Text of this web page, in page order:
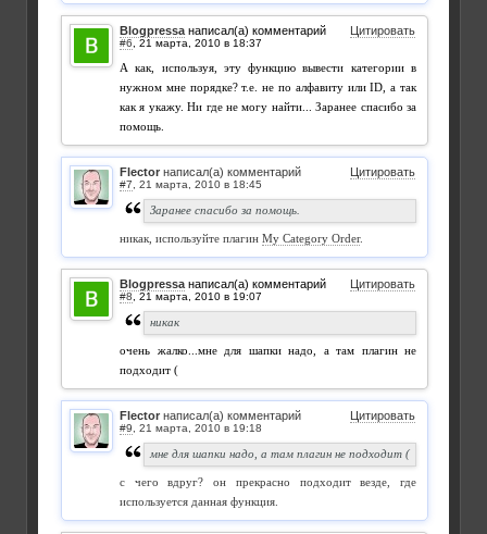
Blogpressa написал(а) комментарий Цитировать
#6
А как, используя, эту функцию вывести категории в
нужном мне порядке? т.е. не по алфавиту или ID, а так
как я укажу. Ни где не могу найти... Заранее спасибо за
помощь.
Flector написал(а) комментарий Цитировать
#7
Заранее спасибо за помощь.
никак, используйте плагин My Category Order.
Blogpressa написал(а) комментарий Цитировать
#8
никак
очень жалко...мне для шапки надо, а там плагин не
подходит (
Flector написал(а) комментарий Цитировать
#9
мне для шапки надо, а там плагин не подходит (
с чего вдруг? он прекрасно подходит везде, где
используется данная функция.